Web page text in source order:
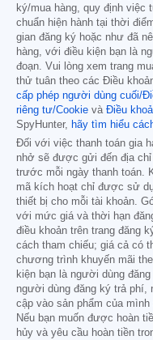
ký/mua hàng, quy định
chuẩn hiện hành tại thời
gian đăng ký hoặc như đã
hàng, với điều kiện bạn là
đoạn. Vui lòng xem trang
thử tuân theo các Điều
cấp phép người dùng cuối/
riêng tư/Cookie và Điều
SpyHunter,
hãy tìm hiểu
Đối với việc thanh toán gia
nhở sẽ được gửi đến địa
trước mỗi ngày thanh toán.
mã kích hoạt chỉ được sử
thiết bị cho mỗi tài khoản.
với mức giá và thời hạn
điều khoản trên trang đăng
cách tham chiếu; giá cả có
chương trình khuyến mãi
kiện bạn là người dùng
người dùng đăng ký trả phí,
cập vào sản phẩm của
Nếu bạn muốn được hoàn
hủy và yêu cầu hoàn tiền